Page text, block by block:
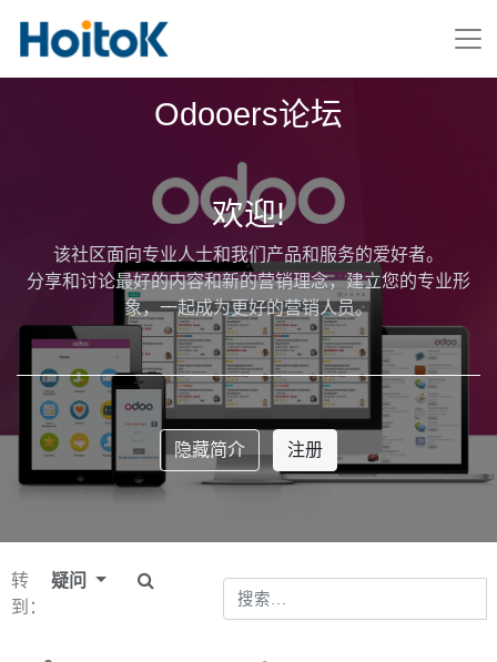
Odooers论坛
欢迎!
该社区面向专业人士和我们产品和服务的爱好者。
分享和讨论最好的内容和新的营销理念，建立您的专业形
象，一起成为更好的营销人员。
隐藏简介 注册
转
到：
疑问